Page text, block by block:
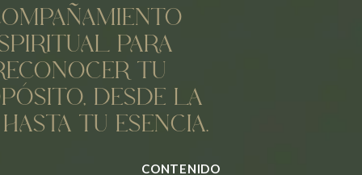
PARA
TU
DESDE LA
TU ESENCIA.
CONTENIDO